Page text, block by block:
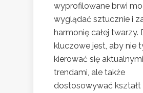
wyprofilowane brwi
wyglądać sztucznie i
harmonię całej twarzy.
kluczowe jest, aby nie
kierować się aktualnymi
trendami, ale także
dostosowywać kształt